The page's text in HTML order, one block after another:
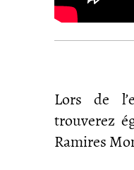
Lors de
trouverez
Ramires